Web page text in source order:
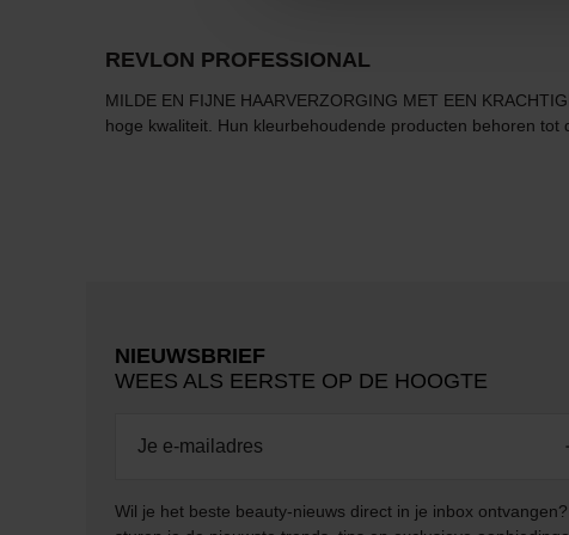
REVLON PROFESSIONAL
MILDE EN FIJNE HAARVERZORGING MET EEN
hoge kwaliteit. Hun kleurbehoudende producten behoren
NIEUWSBRIEF
WEES ALS EERSTE OP DE HOOGTE
Wil je het beste beauty-nieuws direct in je inbox